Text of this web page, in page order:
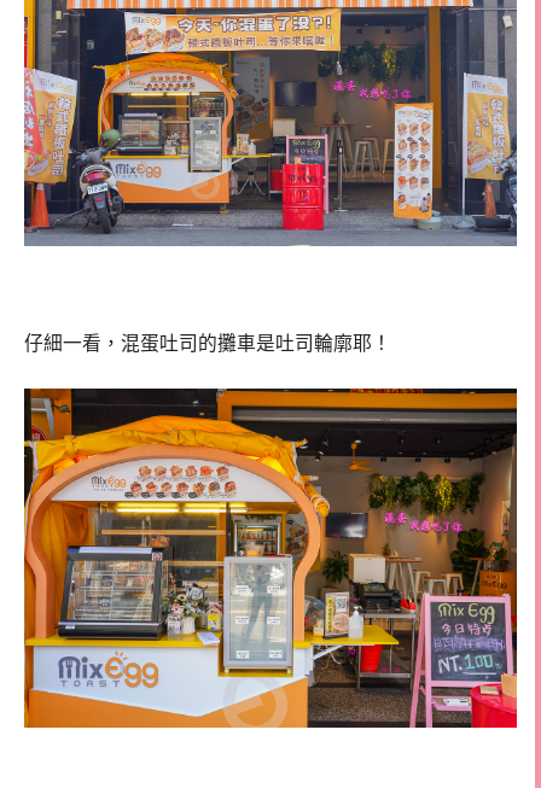
仔細一看，混蛋吐司的攤車是吐司輪廓耶！